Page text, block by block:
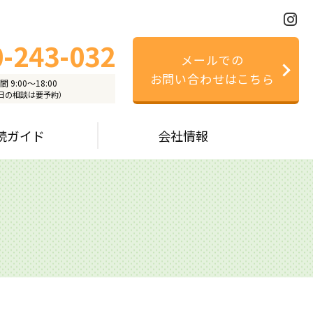
243-032
9:00～18:00
の相談は要予約）
メールでの
お問い合わせはこちら
ガイド 会社情報